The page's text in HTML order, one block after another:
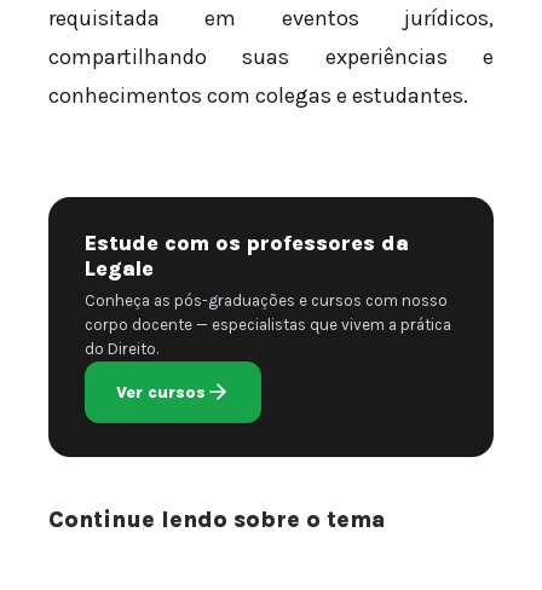
requisitada em eventos jurídicos,
compartilhando suas experiências e
conhecimentos com colegas e estudantes.
Estude com os professores da
Legale
Conheça as pós-graduações e cursos com nosso
corpo docente — especialistas que vivem a prática
do Direito.
Ver cursos
Continue lendo sobre o tema